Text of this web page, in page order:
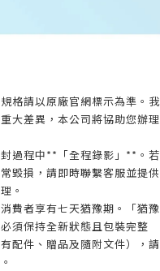
格請以原廠官網標示為準。我
大差異，本公司將協助您辦理
過程中**「全程錄影」**。若
毀損，請即時聯繫客服並提供
。
費者享有七天猶豫期。「猶豫
須保持全新狀態且包裝完整
配件、贈品及隨附文件），請